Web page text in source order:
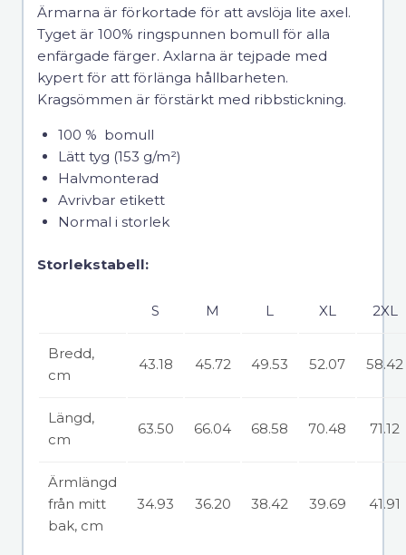
Ärmarna är förkortade för att avslöja lite axel.
Tyget är 100% ringspunnen bomull för alla
enfärgade färger. Axlarna är tejpade med
kypert för att förlänga hållbarheten.
Kragsömmen är förstärkt med ribbstickning.
100 % bomull
Lätt tyg (153 g/m²)
Halvmonterad
Avrivbar etikett
Normal i storlek
Storlekstabell:
S M L XL 2XL
Bredd,
cm
43.18 45.72 49.53 52.07 58.42
Längd,
cm
63.50 66.04 68.58 70.48 71.12
Ärmlängd
från mitt
bak, cm
34.93 36.20 38.42 39.69 41.91